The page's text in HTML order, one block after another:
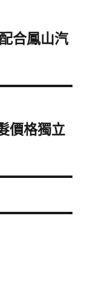
合鳳山汽
價格獨立